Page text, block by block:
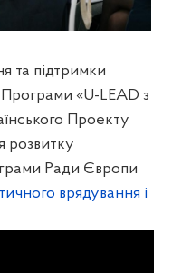
та підтримки
«U-LEAD з
Проекту
розвитку
Ради Європи
врядування і